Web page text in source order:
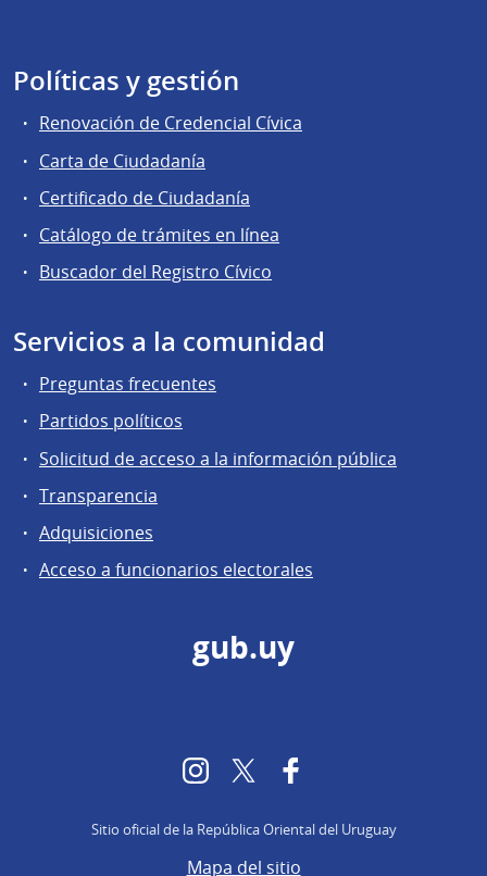
Políticas y gestión
Renovación de Credencial Cívica
Carta de Ciudadanía
Certificado de Ciudadanía
Catálogo de trámites en línea
Buscador del Registro Cívico
Servicios a la comunidad
Preguntas frecuentes
Partidos políticos
Solicitud de acceso a la información pública
Transparencia
Adquisiciones
Acceso a funcionarios electorales
gub.uy
Instagram
Twitter
Sitio oficial de la República Oriental del Uruguay
Mapa del sitio